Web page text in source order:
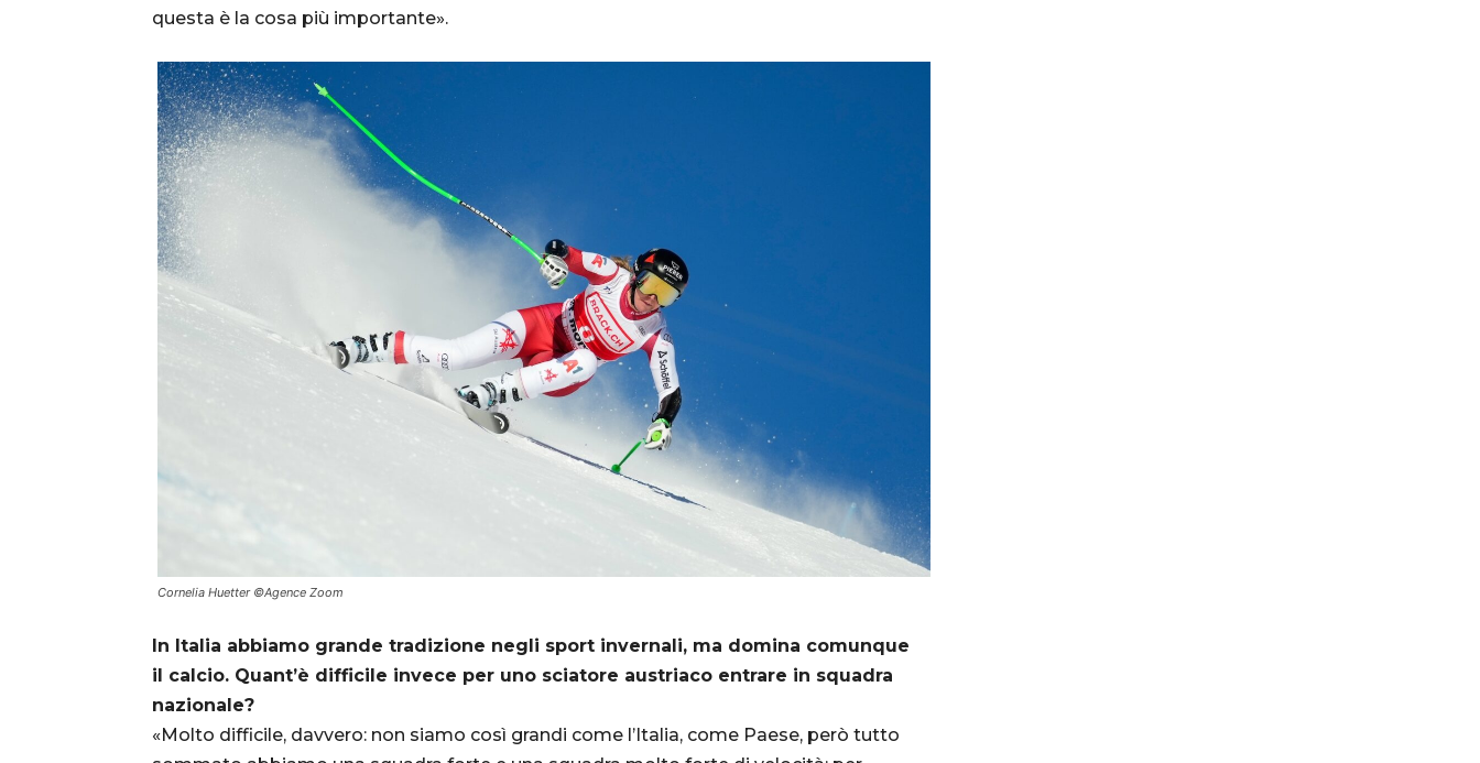
questa è la cosa più importante».
Cornelia Huetter ©Agence Zoom
In Italia abbiamo grande tradizione negli sport invernali, ma domina comunque
il calcio. Quant’è difficile invece per uno sciatore austriaco entrare in squadra
nazionale?
«Molto difficile, davvero: non siamo così grandi come l’Italia, come Paese, però tutto